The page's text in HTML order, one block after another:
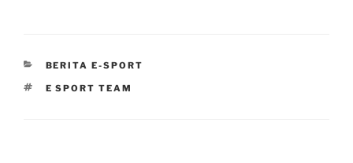
CATEGORIES
BERITA E-SPORT
TAGS
E SPORT TEAM